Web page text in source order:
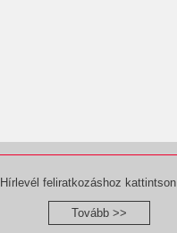
Hírlevél feliratkozáshoz
Tovább >>